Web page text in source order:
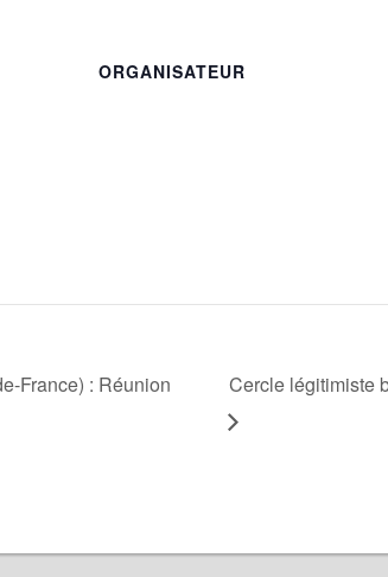
ORGANISATEUR
France) : Réunion
Cercle légitimiste